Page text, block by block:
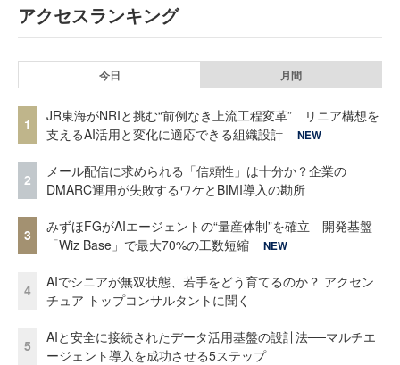
アクセスランキング
今日 月間
1
JR東海がNRIと挑む“前例なき上流工程変革” リニア構想を
支えるAI活用と変化に適応できる組織設計
NEW
2
メール配信に求められる「信頼性」は十分か？企業の
DMARC運用が失敗するワケとBIMI導入の勘所
3
みずほFGがAIエージェントの“量産体制”を確立 開発基盤
「Wiz Base」で最大70%の工数短縮
NEW
4
AIでシニアが無双状態、若手をどう育てるのか？ アクセン
チュア トップコンサルタントに聞く
5
AIと安全に接続されたデータ活用基盤の設計法──マルチエ
ージェント導入を成功させる5ステップ